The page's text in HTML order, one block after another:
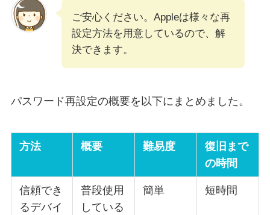
ご安心ください。Appleは様々な再
設定方法を用意しているので、解
決できます。
パスワード再設定の概要を以下にまとめました。
方法 概要 難易度
復旧まで
の時間
信頼でき
るデバイ
普段使用
している
簡単 短時間